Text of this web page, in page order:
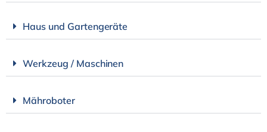
Haus und Gartengeräte
Werkzeug / Maschinen
Mähroboter